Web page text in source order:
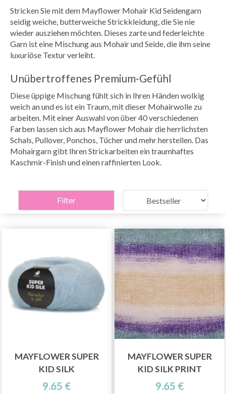
Stricken Sie mit dem Mayflower Mohair Kid Seidengarn
seidig weiche, butterweiche Strickkleidung, die Sie nie
wieder ausziehen möchten. Dieses zarte und federleichte
Garn ist eine Mischung aus Mohair und Seide, die ihm seine
luxuriöse Textur verleiht.
Unübertroffenes Premium-Gefühl
Diese üppige Mischung fühlt sich in Ihren Händen wolkig
weich an und es ist ein Traum, mit dieser Mohairwolle zu
arbeiten. Mit einer Auswahl von über 40 verschiedenen
Farben lassen sich aus Mayflower Mohair die herrlichsten
Schals, Pullover, Ponchos, Tücher und mehr herstellen. Das
Mohairgarn gibt Ihren Strickarbeiten ein traumhaftes
Kaschmir-Finish und einen raffinierten Look.
Filter
MAYFLOWER SUPER
KID SILK
9.65 €
MAYFLOWER SUPER
KID SILK PRINT
9.65 €